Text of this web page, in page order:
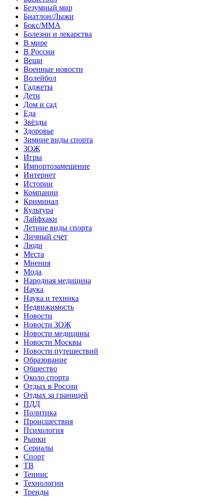
Безумный мир
Биатлон/Лыжи
Бокс/MMA
Болезни и лекарства
В мире
В России
Вещи
Военные новости
Волейбол
Гаджеты
Дети
Дом и сад
Еда
Звёзды
Здоровье
Зимние виды спорта
ЗОЖ
Игры
Импортозамещение
Интернет
Истории
Компании
Криминал
Культура
Лайфхаки
Летние виды спорта
Личный счет
Люди
Места
Мнения
Мода
Народная медицина
Наука
Наука и техника
Недвижимость
Новости
Новости ЗОЖ
Новости медицины
Новости Москвы
Новости путешествий
Образование
Общество
Около спорта
Отдых в России
Отдых за границей
ПДД
Политика
Происшествия
Психология
Рынки
Сериалы
Спорт
ТВ
Теннис
Технологии
Тренды